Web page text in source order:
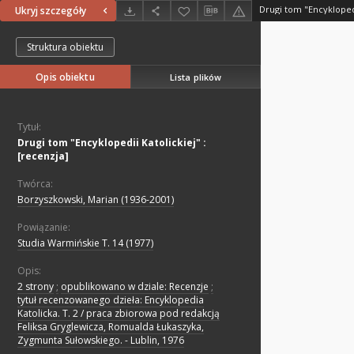
Ukryj szczegóły Drugi tom
Struktura obiektu
Opis obiektu Lista plików
Tytuł:
Drugi tom "Encyklopedii Katolickiej" :
[recenzja]
Twórca:
Borzyszkowski, Marian (1936-2001)
Powiązanie:
Studia Warmińskie T. 14 (1977)
Opis:
2 strony ; opublikowano w dziale: Recenzje ;
tytuł recenzowanego dzieła: Encyklopedia
Katolicka. T. 2 / praca zbiorowa pod redakcją
Feliksa Gryglewicza, Romualda Łukaszyka,
Zygmunta Sułowskiego. - Lublin, 1976